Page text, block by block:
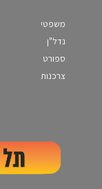
משפטי
נדל"ן
ספורט
צרכנות